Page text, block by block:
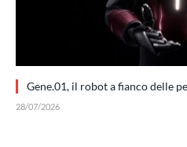
Gene.01, il robot a fianco delle
28/07/2026